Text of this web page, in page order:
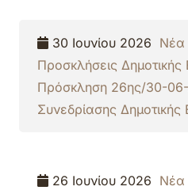
30 Ιουνίου 2026 Νέα
Προσκλήσεις Δημοτικής
Πρόσκληση 26ης/30-
Συνεδρίασης Δημοτικής
26 Ιουνίου 2026 Νέα